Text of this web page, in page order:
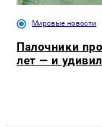
Мировые новости
Палочники
лет — и